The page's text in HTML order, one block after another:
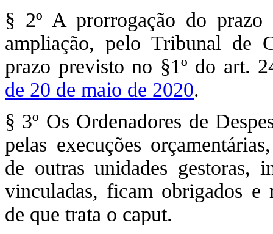
§ 2º A prorrogação do
ampliação, pelo Tribunal de
prazo previsto no §1º do art.
de 20 de maio de 2020.
§ 3º Os Ordenadores de
pelas execuções
de outras unidades gestoras,
vinculadas, ficam obrigados e
de que trata o caput.